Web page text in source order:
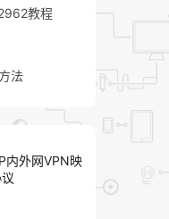
教程
法
内外网VPN映